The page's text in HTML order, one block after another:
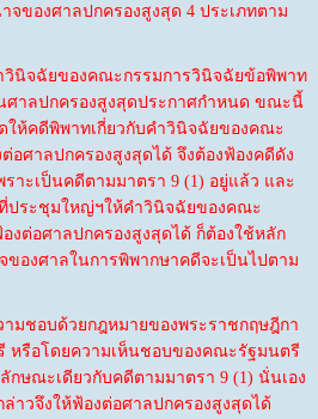
งศาลปกครองสูงสุด 4 ประเภทตาม
ฉัยของคณะกรรมการวินิจฉัยข้อพิพาท
าลปกครองสูงสุดประกาศกำหนด ขณะนี้
ห้คดีพิพาทเกี่ยวกับคำวินิจฉัยของคณะ
อศาลปกครองสูงสุดได้ จึงต้องฟ้องคดีดัง
าะเป็นคดีตามมาตรา 9 (1) อยู่แล้ว และ
ประชุมใหญ่ฯให้คำวินิจฉัยของคณะ
งต่อศาลปกครองสูงสุดได้ ก็ต้องใช้หลัก
องศาลในการพิพากษาคดีจะเป็นไปตาม
อบด้วยกฎหมายของพระราชกฤษฎีกา
หรือโดยความเห็นชอบของคณะรัฐมนตรี
กษณะเดียวกับคดีตามมาตรา 9 (1) นั่นเอง
าวจึงให้ฟ้องต่อศาลปกครองสูงสุดได้